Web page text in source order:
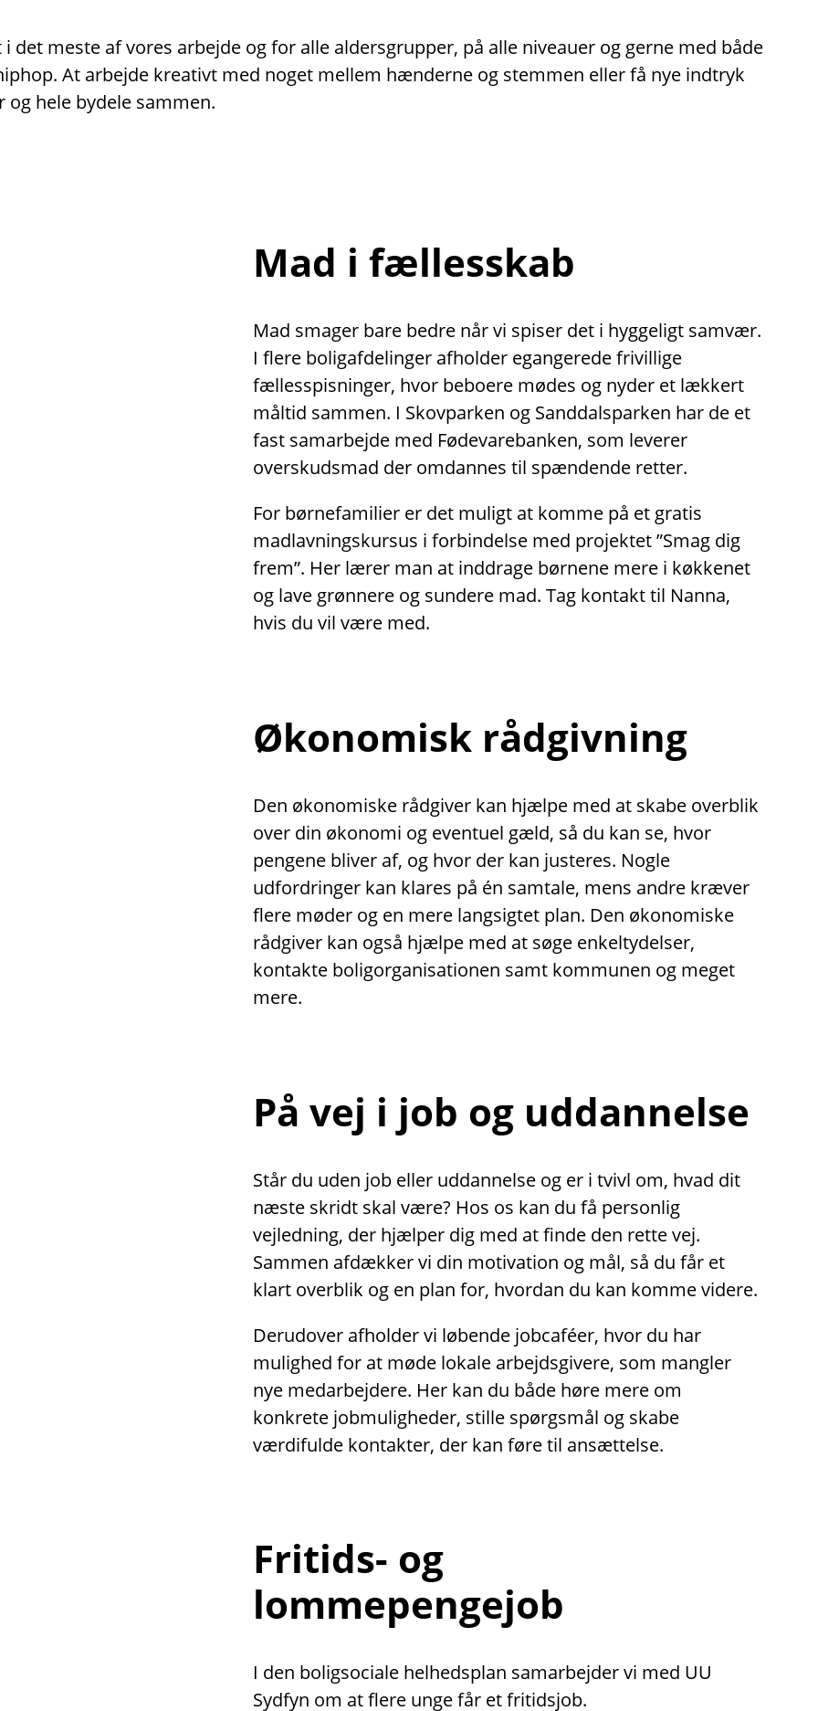
meste af vores arbejde og for alle aldersgrupper, på alle niveauer og gerne med både
At arbejde kreativt med noget mellem hænderne og stemmen eller få nye indtryk
hele bydele sammen.
Mad i fællesskab
Mad smager bare bedre når vi spiser det i hyggeligt samvær.
I flere boligafdelinger afholder egangerede frivillige
fællesspisninger, hvor beboere mødes og nyder et lækkert
måltid sammen. I Skovparken og Sanddalsparken har de et
fast samarbejde med Fødevarebanken, som leverer
overskudsmad der omdannes til spændende retter.
For børnefamilier er det muligt at komme på et gratis
madlavningskursus i forbindelse med projektet ”Smag dig
frem”. Her lærer man at inddrage børnene mere i køkkenet
og lave grønnere og sundere mad. Tag kontakt til Nanna,
hvis du vil være med.
Økonomisk rådgivning
Den økonomiske rådgiver kan hjælpe med at skabe overblik
over din økonomi og eventuel gæld, så du kan se, hvor
pengene bliver af, og hvor der kan justeres. Nogle
udfordringer kan klares på én samtale, mens andre kræver
flere møder og en mere langsigtet plan. Den økonomiske
rådgiver kan også hjælpe med at søge enkeltydelser,
kontakte boligorganisationen samt kommunen og meget
mere.
På vej i job og uddannelse
Står du uden job eller uddannelse og er i tvivl om, hvad dit
næste skridt skal være? Hos os kan du få personlig
vejledning, der hjælper dig med at finde den rette vej.
Sammen afdækker vi din motivation og mål, så du får et
klart overblik og en plan for, hvordan du kan komme videre.
Derudover afholder vi løbende jobcaféer, hvor du har
mulighed for at møde lokale arbejdsgivere, som mangler
nye medarbejdere. Her kan du både høre mere om
konkrete jobmuligheder, stille spørgsmål og skabe
værdifulde kontakter, der kan føre til ansættelse.
Fritids- og
lommepengejob
I den boligsociale helhedsplan samarbejder vi med UU
Sydfyn om at flere unge får et fritidsjob.